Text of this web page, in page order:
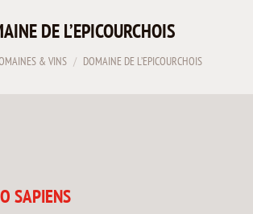
DE L’EPICOURCHOIS
& VINS DOMAINE DE L’EPICOURCHOIS
SAPIENS